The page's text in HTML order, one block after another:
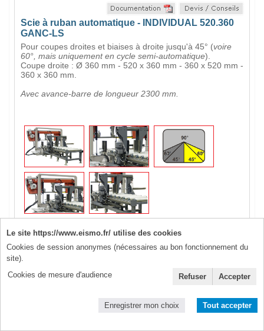
Scie à ruban automatique - INDIVIDUAL 520.360
GANC-LS
Pour coupes droites et biaises à droite jusqu'à 45° (voire
60°, mais uniquement en cycle semi-automatique).
Coupe droite : Ø 360 mm - 520 x 360 mm - 360 x 520 mm -
360 x 360 mm.
Avec avance-barre de longueur 2300 mm.
Le site https://www.eismo.fr/ utilise des cookies
Cookies de session anonymes (nécessaires au bon fonctionnement du
site).
Cookies de mesure d'audience
Refuser Accepter
Enregistrer mon choix Tout accepter